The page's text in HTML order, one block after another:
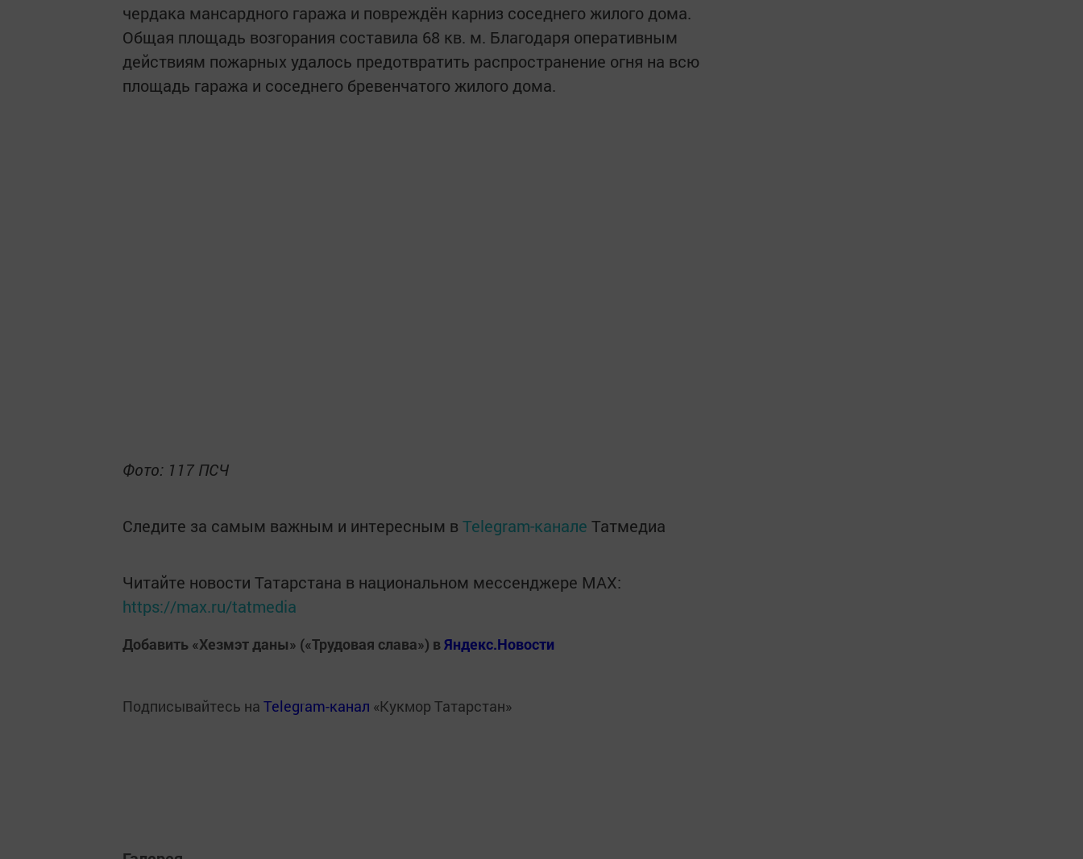
чердака мансардного гаража и повреждён карниз соседнего жилого дома.
Общая площадь возгорания составила 68 кв. м. Благодаря оперативным
действиям пожарных удалось предотвратить распространение огня на всю
площадь гаража и соседнего бревенчатого жилого дома.
Фото: 117 ПСЧ
Следите за самым важным и интересным в Telegram-канале Татмедиа
Читайте новости Татарстана в национальном мессенджере MАХ:
https://max.ru/tatmedia
Добавить «Хезмэт даны» («Трудовая слава») вЯндекс.Новости
Подписывайтесь на Telegram-канал «Кукмор Татарстан»